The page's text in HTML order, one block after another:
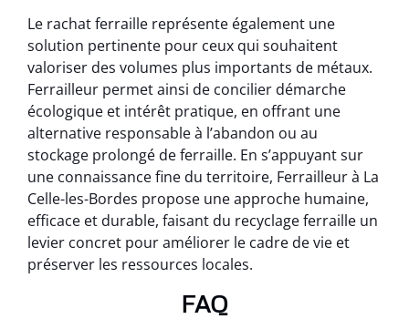
Le rachat ferraille représente également une
solution pertinente pour ceux qui souhaitent
valoriser des volumes plus importants de métaux.
Ferrailleur permet ainsi de concilier démarche
écologique et intérêt pratique, en offrant une
alternative responsable à l’abandon ou au
stockage prolongé de ferraille. En s’appuyant sur
une connaissance fine du territoire, Ferrailleur à La
Celle-les-Bordes propose une approche humaine,
efficace et durable, faisant du recyclage ferraille un
levier concret pour améliorer le cadre de vie et
préserver les ressources locales.
FAQ